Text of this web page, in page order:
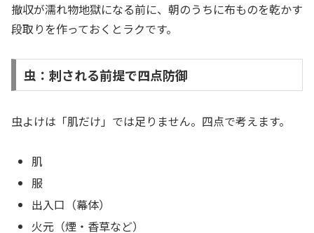
撤収が濡れ物地獄になる前に、朝のうちに布ものを乾かす
段取りを作っておくとラクです。
虫：刺される前提で四点防御
虫よけは「肌だけ」では足りません。四点で考えます。
肌
服
出入口（幕体）
火元（煙・香草など）